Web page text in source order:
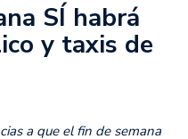
SÍ habrá
y taxis de
a que el fin de semana